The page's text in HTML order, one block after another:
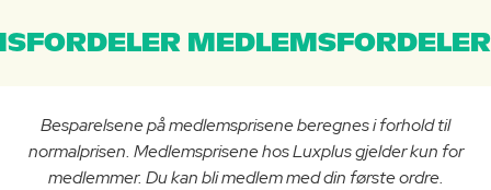
Besparelsene på medlemsprisene beregnes i forhold til
normalprisen. Medlemsprisene hos Luxplus gjelder kun for
medlemmer. Du kan bli medlem med din første ordre.